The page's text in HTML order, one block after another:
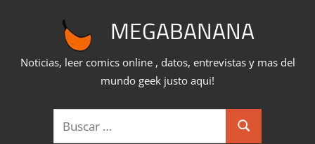
MEGABANANA
Noticias, leer comics online , datos, entrevistas y mas del
mundo geek justo aqui!
Buscar:
Buscar